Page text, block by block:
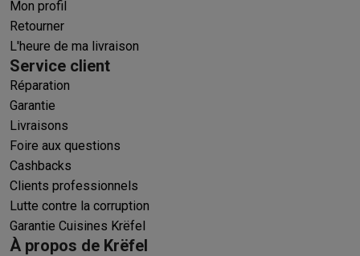
Mon profil
Retourner
L'heure de ma livraison
Service client
Réparation
Garantie
Livraisons
Foire aux questions
Cashbacks
Clients professionnels
Lutte contre la corruption
Garantie Cuisines Krëfel
À propos de Krëfel